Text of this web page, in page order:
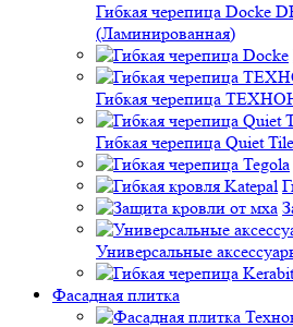
Гибкая черепица Docke
(Ламинированная)
Гибкая черепица
Гибкая черепица Quiet
Универсальные
Фасадная плитка